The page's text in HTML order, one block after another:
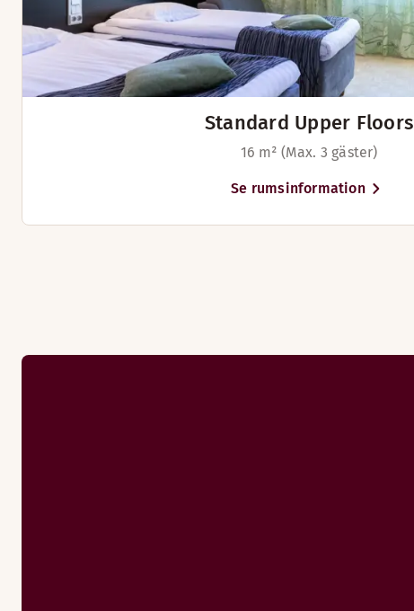
Standard Upper Floors
16 m² (Max. 3 gäster)
Se rumsinformation
Hotellet har en mysig restaurangbar och lobbybar.